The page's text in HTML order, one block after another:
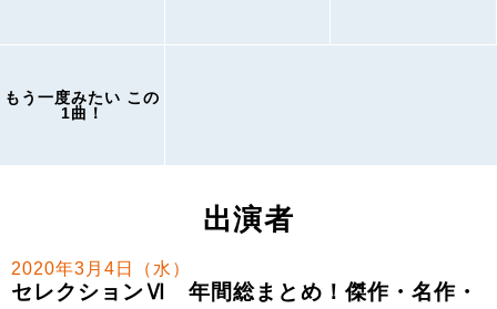
もう一度みたい この
1曲！
出演者
2020年3月4日（水）
セレクションⅥ 年間総まとめ！傑作・名作・